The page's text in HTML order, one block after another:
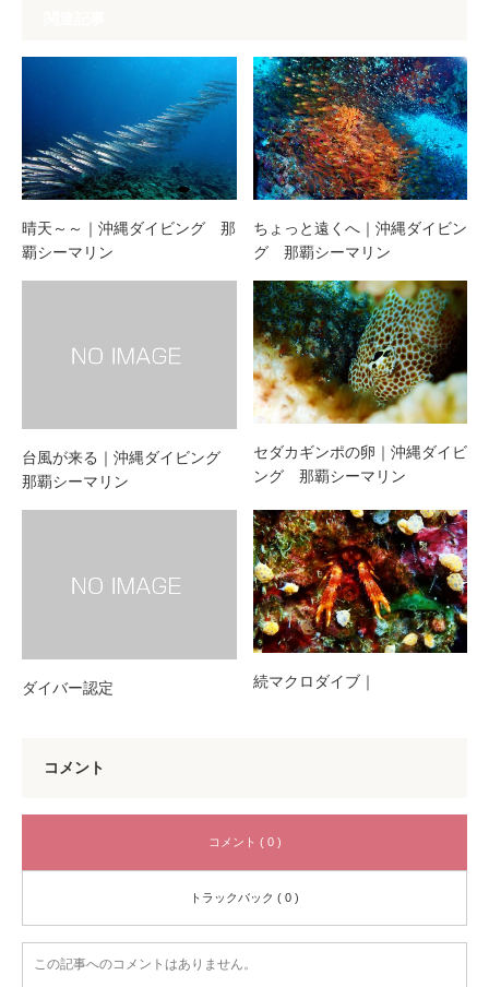
晴天～～｜沖縄ダイビング 那
覇シーマリン
ちょっと遠くへ｜沖縄ダイビン
グ 那覇シーマリン
台風が来る｜沖縄ダイビング
那覇シーマリン
セダカギンポの卵｜沖縄ダイビ
ング 那覇シーマリン
ダイバー認定 続マクロダイブ｜
コメント
コメント ( 0 )
トラックバック ( 0 )
この記事へのコメントはありません。